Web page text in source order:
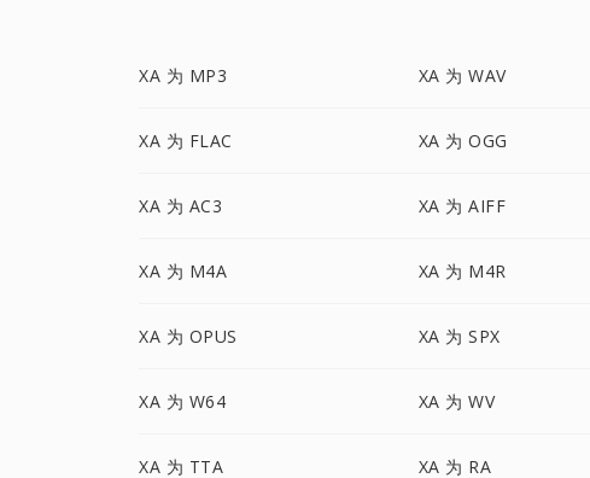
XA 为 MP3 XA 为 WAV
XA 为 FLAC XA 为 OGG
XA 为 AC3 XA 为 AIFF
XA 为 M4A XA 为 M4R
XA 为 OPUS XA 为 SPX
XA 为 W64 XA 为 WV
XA 为 TTA XA 为 RA